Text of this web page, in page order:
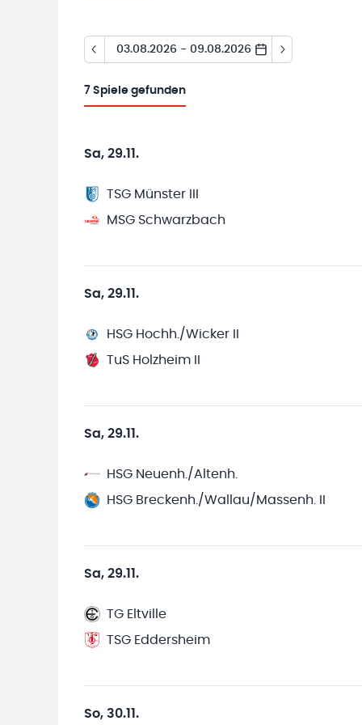
03.08.2026 - 09.08.2026
7 Spiele gefunden
Sa, 29.11.
TSG Münster III
MSG Schwarzbach
Sa, 29.11.
HSG Hochh./Wicker II
TuS Holzheim II
Sa, 29.11.
HSG Neuenh./Altenh.
HSG Breckenh./Wallau/Massenh. II
Sa, 29.11.
TG Eltville
TSG Eddersheim
So, 30.11.